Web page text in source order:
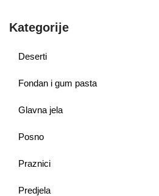
Kategorije
Deserti
Fondan i gum pasta
Glavna jela
Posno
Praznici
Predjela